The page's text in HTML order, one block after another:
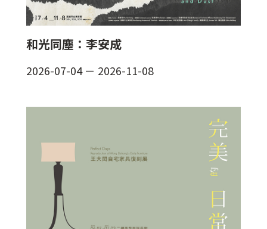
和光同塵：李安成
2026-07-04－ 2026-11-08